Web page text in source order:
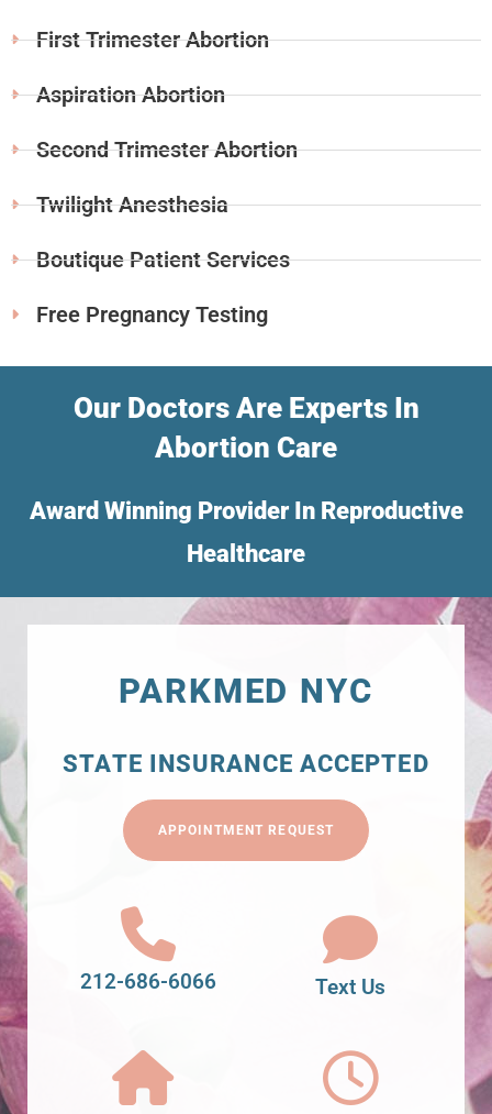
First Trimester Abortion
Aspiration Abortion
Second Trimester Abortion
Twilight Anesthesia
Boutique Patient Services
Free Pregnancy Testing
Our Doctors Are Experts In
Abortion Care
Award Winning Provider In Reproductive
Healthcare
PARKMED NYC
STATE INSURANCE ACCEPTED
APPOINTMENT REQUEST
212-686-6066 Text Us